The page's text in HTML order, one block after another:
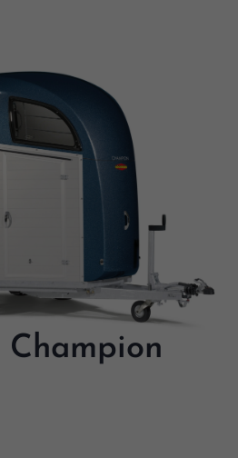
Champion